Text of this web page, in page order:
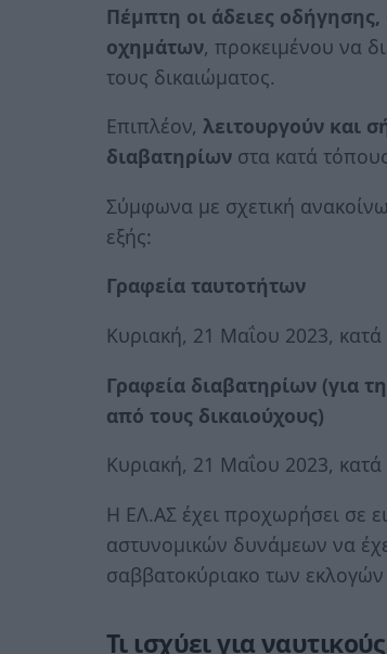
Πέμπτη οι άδειες οδήγησης,
οχημάτων, προκειμένου να
τους δικαιώματος.
Επιπλέον, λειτουργούν και
διαβατηρίων στα κατά
Σύμφωνα με σχετική
εξής:
Γραφεία ταυτοτήτων
Κυριακή, 21 Μαΐου 2023,
Γραφεία διαβατηρίων (για
από τους δικαιούχους)
Κυριακή, 21 Μαΐου 2023,
Η ΕΛ.ΑΣ έχει προχωρήσει σε
αστυνομικών δυνάμεων να
σαββατοκύριακο των εκλογών
Τι ισχύει για